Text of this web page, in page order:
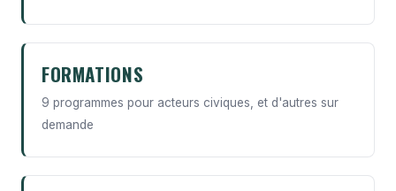
FORMATIONS
9 programmes pour acteurs civiques, et d'autres sur
demande